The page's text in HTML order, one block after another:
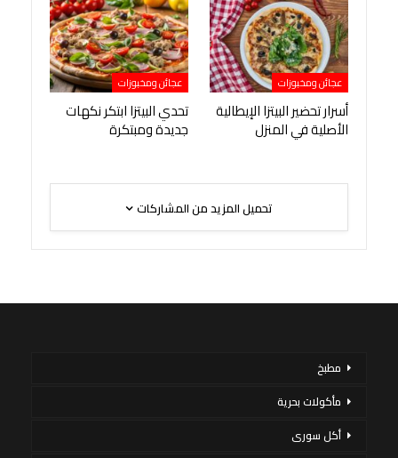
عجائن ومخبوزات
أسرار تحضير البيتزا الإيطالية
الأصلية في المنزل
عجائن ومخبوزات
تحدي البيتزا ابتكر نكهات
جديدة ومبتكرة
تحميل المزيد من المشاركات
مطبخ
مأكولات بحرية
أكل سورى